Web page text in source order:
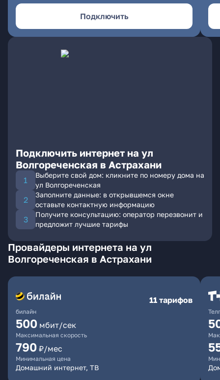
Подключить
Подключить интернет на ул
Волгореченская в Астрахани
Выберите свой дом: кликните по номеру дома на
ул Волгореченская
Заполните данные: в открывшемся окне
оставьте контактную информацию
Получите консультацию: оператор перезвонит и
предложит лучшие тарифы
Провайдеры интернета на ул
Волгореченская в Астрахани
билайн
11 тарифов
500 мбит/сек
Максимальная скорость
790 ₽/мес
Минимальная цена
Домашний интернет, ТВ